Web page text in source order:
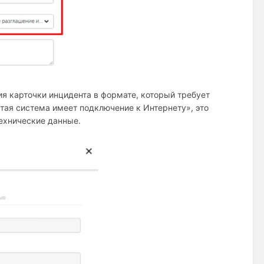
карточки инцидента в формате, который требует
система имеет подключение к Интернету», это
данные.